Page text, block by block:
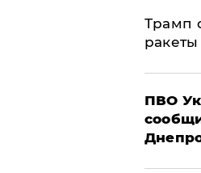
Трамп
ПВО